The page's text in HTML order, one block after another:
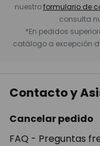
nuestroformulario de
consulta
*En pedidos
catálogo a excepción
Contacto y
Cancelar pedido
FAQ - Preguntas